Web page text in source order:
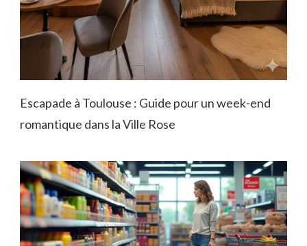
Escapade à Toulouse : Guide pour un week-end
romantique dans la Ville Rose